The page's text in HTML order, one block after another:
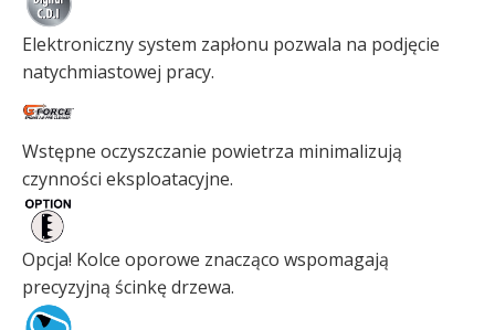
Elektroniczny system zapłonu pozwala na podjęcie
natychmiastowej pracy.
Wstępne oczyszczanie powietrza minimalizują
czynności eksploatacyjne.
Opcja! Kolce oporowe znacząco wspomagają
precyzyjną ścinkę drzewa.